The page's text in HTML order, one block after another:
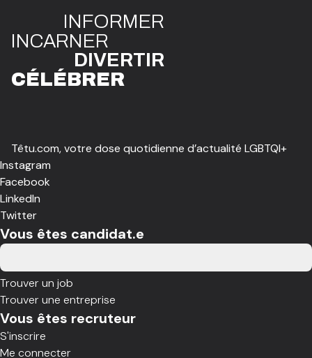
INFORMER
INCARNER
DIVERTIR
CÉLÉBRER
Têtu.com, votre dose quotidienne d’actualité LGBTQI+
Instagram
Facebook
LinkedIn
Twitter
Vous êtes candidat.e
Trouver un job
Trouver une entreprise
Vous êtes recruteur
S'inscrire
Me connecter